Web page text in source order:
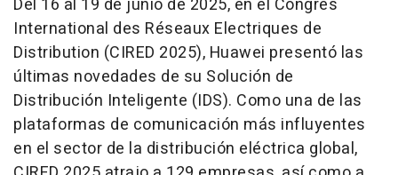
Del 16 al 19 de junio de 2025, en el Congrès
International des Réseaux Electriques de
Distribution (CIRED 2025), Huawei presentó las
últimas novedades de su Solución de
Distribución Inteligente (IDS). Como una de las
plataformas de comunicación más influyentes
en el sector de la distribución eléctrica global,